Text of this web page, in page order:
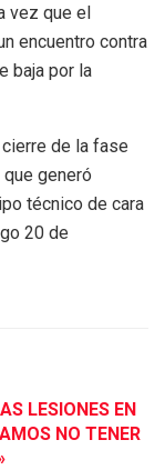
vez que el
encuentro contra
baja por la
de la fase
generó
técnico de cara
20 de
LESIONES EN
NO TENER